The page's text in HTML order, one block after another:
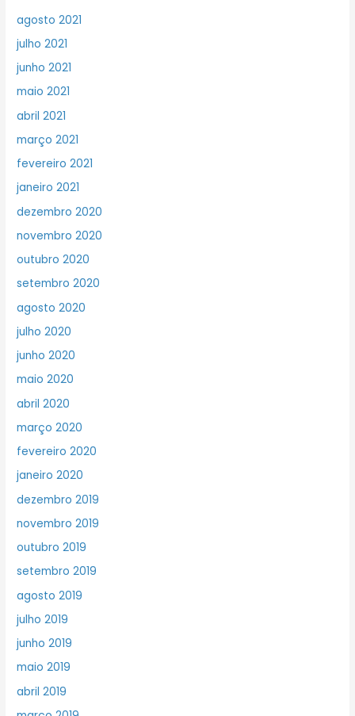
agosto 2021
julho 2021
junho 2021
maio 2021
abril 2021
março 2021
fevereiro 2021
janeiro 2021
dezembro 2020
novembro 2020
outubro 2020
setembro 2020
agosto 2020
julho 2020
junho 2020
maio 2020
abril 2020
março 2020
fevereiro 2020
janeiro 2020
dezembro 2019
novembro 2019
outubro 2019
setembro 2019
agosto 2019
julho 2019
junho 2019
maio 2019
abril 2019